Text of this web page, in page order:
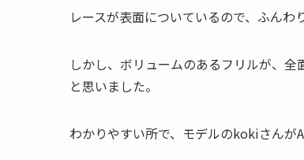
レースが表面についているので、ふんわ
しかし、ボリュームのあるフリルが、
と思いました。
わかりやすい所で、モデルのkokiさんが